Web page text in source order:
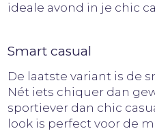
ideale avond in je chic
Smart casual
De laatste variant is de
Nét iets chiquer dan
sportiever dan chic
look is perfect voor de